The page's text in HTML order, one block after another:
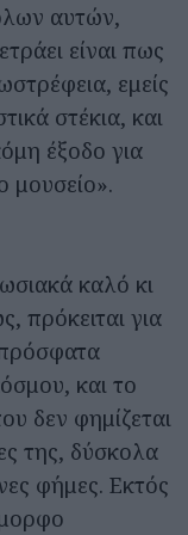
αυτών,
είναι πως
εμείς
στέκια, και
έξοδο για
μουσείο».
καλό κι
πρόκειται για
και το
δεν φημίζεται
της, δύσκολα
φήμες. Εκτός